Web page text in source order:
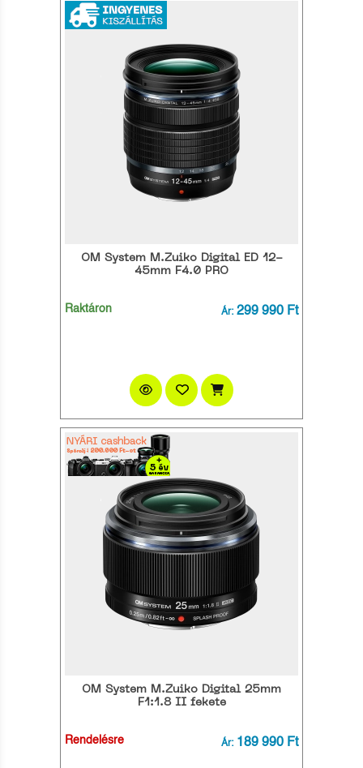
OM System M.Zuiko Digital ED 12-
45mm F4.0 PRO
Raktáron Ár: 299 990 Ft
OM System M.Zuiko Digital 25mm
F1:1.8 II fekete
Rendelésre Ár: 189 990 Ft